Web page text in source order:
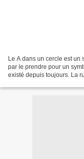
Le A dans un cercle est un
par le prendre pour un
existé depuis toujours. La